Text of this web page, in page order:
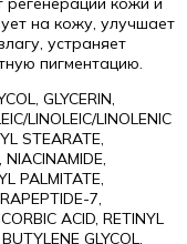
на кожу, улучшает
устраняет
пигментацию.
GLYCERIN,
LINOLEIC/LINOLENIC
STEARATE,
PALMITATE,
7,
ACID, RETINYL
GLYCOL,